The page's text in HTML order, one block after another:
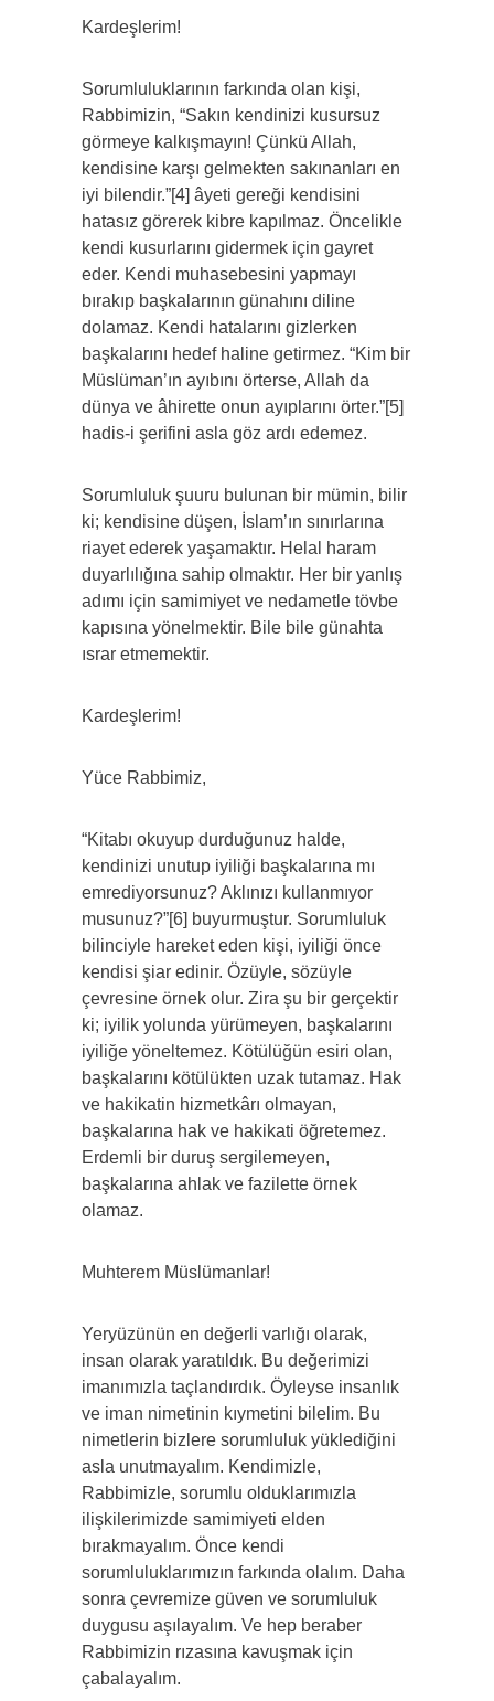
Kardeşlerim!
Sorumluluklarının farkında olan kişi,
Rabbimizin, “Sakın kendinizi kusursuz
görmeye kalkışmayın! Çünkü Allah,
kendisine karşı gelmekten sakınanları en
iyi bilendir.”[4] âyeti gereği kendisini
hatasız görerek kibre kapılmaz. Öncelikle
kendi kusurlarını gidermek için gayret
eder. Kendi muhasebesini yapmayı
bırakıp başkalarının günahını diline
dolamaz. Kendi hatalarını gizlerken
başkalarını hedef haline getirmez. “Kim bir
Müslüman’ın ayıbını örterse, Allah da
dünya ve âhirette onun ayıplarını örter.”[5]
hadis-i şerifini asla göz ardı edemez.
Sorumluluk şuuru bulunan bir mümin, bilir
ki; kendisine düşen, İslam’ın sınırlarına
riayet ederek yaşamaktır. Helal haram
duyarlılığına sahip olmaktır. Her bir yanlış
adımı için samimiyet ve nedametle tövbe
kapısına yönelmektir. Bile bile günahta
ısrar etmemektir.
Kardeşlerim!
Yüce Rabbimiz,
“Kitabı okuyup durduğunuz halde,
kendinizi unutup iyiliği başkalarına mı
emrediyorsunuz? Aklınızı kullanmıyor
musunuz?”[6] buyurmuştur. Sorumluluk
bilinciyle hareket eden kişi, iyiliği önce
kendisi şiar edinir. Özüyle, sözüyle
çevresine örnek olur. Zira şu bir gerçektir
ki; iyilik yolunda yürümeyen, başkalarını
iyiliğe yöneltemez. Kötülüğün esiri olan,
başkalarını kötülükten uzak tutamaz. Hak
ve hakikatin hizmetkârı olmayan,
başkalarına hak ve hakikati öğretemez.
Erdemli bir duruş sergilemeyen,
başkalarına ahlak ve fazilette örnek
olamaz.
Muhterem Müslümanlar!
Yeryüzünün en değerli varlığı olarak,
insan olarak yaratıldık. Bu değerimizi
imanımızla taçlandırdık. Öyleyse insanlık
ve iman nimetinin kıymetini bilelim. Bu
nimetlerin bizlere sorumluluk yüklediğini
asla unutmayalım. Kendimizle,
Rabbimizle, sorumlu olduklarımızla
ilişkilerimizde samimiyeti elden
bırakmayalım. Önce kendi
sorumluluklarımızın farkında olalım. Daha
sonra çevremize güven ve sorumluluk
duygusu aşılayalım. Ve hep beraber
Rabbimizin rızasına kavuşmak için
çabalayalım.